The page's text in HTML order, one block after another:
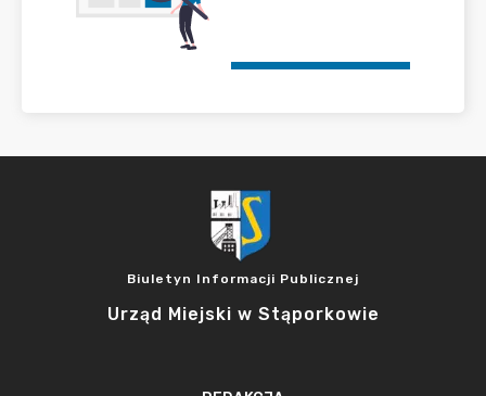
Biuletyn Informacji Publicznej
Urząd Miejski w Stąporkowie